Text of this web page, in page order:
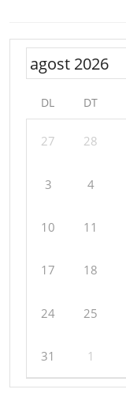
DL DT
27 28
3 4
10 11
17 18
24 25
31 1